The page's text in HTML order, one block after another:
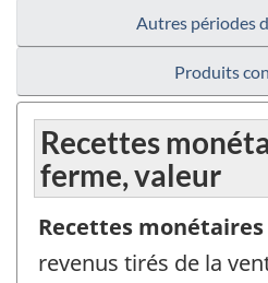
Autres périodes
Produits
Recettes
ferme, valeur
Recettes monétaires
revenus tirés de la